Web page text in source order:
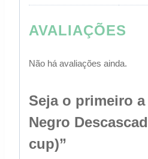
AVALIAÇÕES
Não há avaliações ainda.
Seja o primeiro
Negro
cup)”